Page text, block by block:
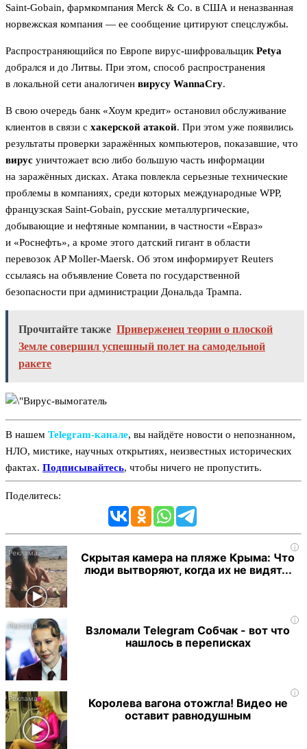
Saint-Gobain, фармкомпания Merck & Co. в США и неназванная
норвежская компания — ее сообщение цитируют спецслужбы.
Распространяющийся по Европе вирус-шифровальщик Petya
добрался и до Литвы. При этом, способ распространения
в локальной сети аналогичен вирусу WannaCry.
В свою очередь банк «Хоум кредит» остановил обслуживание
клиентов в связи с хакерской атакой. При этом уже появились
результаты проверки заражённых компьютеров, показавшие, что
вирус уничтожает всю либо большую часть информации
на заражённых дисках. Атака повлекла серьезные технические
проблемы в компаниях, среди которых международные WPP,
французская Saint-Gobain, русские металлургические,
добывающие и нефтяные компании, в частности «Евраз»
и «Роснефть», а кроме этого датский гигант в области
перевозок AP Moller-Maersk. Об этом информирует Reuters
ссылаясь на объявление Совета по государственной
безопасности при администрации Дональда Трампа.
Прочитайте также Приверженец теории о плоской
Земле совершил успешный полет на самодельной
ракете
В нашем Telegram‑канале, вы найдёте новости о непознанном,
НЛО, мистике, научных открытиях, неизвестных исторических
фактах. Подписывайтесь, чтобы ничего не пропустить.
Поделитесь:
i
Скрытая камера на пляже Крыма: Что
люди вытворяют, когда их не видят...
i
Взломали Telegram Собчак - вот что
нашлось в переписках
i
Королева вагона отожгла! Видео не
оставит равнодушным